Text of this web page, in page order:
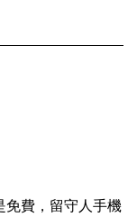
免費，留守人手機